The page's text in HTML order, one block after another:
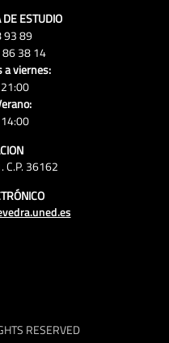
ESTUDIO
93 89
38 14
a viernes:
C.P. 36162
RESERVED